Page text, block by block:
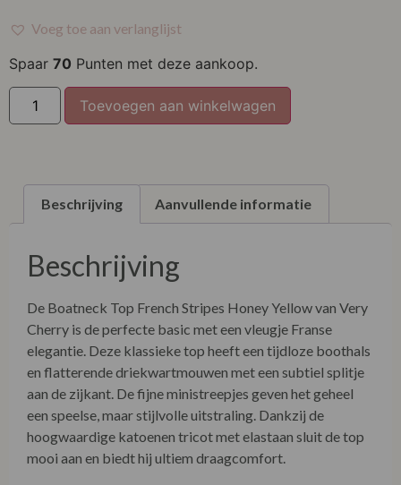
XXL
Voeg toe aan verlanglijst
Spaar 70 Punten met deze aankoop.
Toevoegen aan winkelwagen
Beschrijving Aanvullende informatie
Beschrijving
De Boatneck Top French Stripes Honey Yellow van Very
Cherry is de perfecte basic met een vleugje Franse
elegantie. Deze klassieke top heeft een tijdloze boothals
en flatterende driekwartmouwen met een subtiel splitje
aan de zijkant. De fijne ministreepjes geven het geheel
een speelse, maar stijlvolle uitstraling. Dankzij de
hoogwaardige katoenen tricot met elastaan sluit de top
mooi aan en biedt hij ultiem draagcomfort.